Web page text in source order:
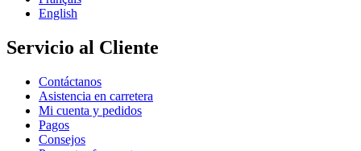
English
Servicio al Cliente
Contáctanos
Asistencia en carretera
Mi cuenta y pedidos
Pagos
Consejos